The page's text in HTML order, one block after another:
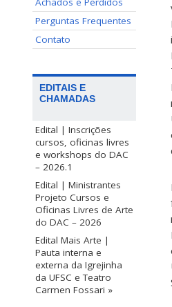
Perguntas Frequentes
Contato
EDITAIS E
CHAMADAS
Edital | Inscrições
cursos, oficinas livres
e workshops do DAC
– 2026.1
Edital | Ministrantes
Projeto Cursos e
Oficinas Livres de Arte
do DAC – 2026
Edital Mais Arte |
Pauta interna e
externa da Igrejinha
da UFSC e Teatro
Carmen Fossari »